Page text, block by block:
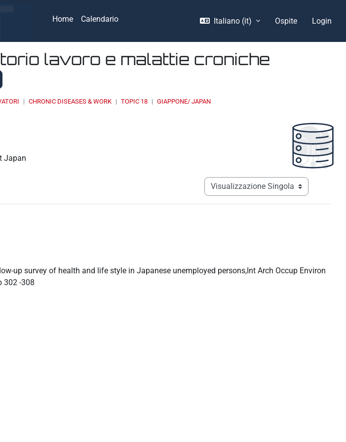
Home Calendario Italiano ‎(it)‎ Ospite Login
lavoro e malattie croniche
CHRONIC DISEASES & WORK TOPIC 18 GIAPPONE/ JAPAN
Japan
Navigazione terziaria modalità
up survey of health and life style in Japanese unemployed persons,Int Arch Occup Environ
302 -308